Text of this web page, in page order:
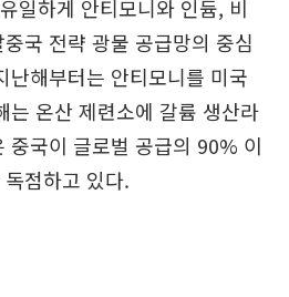
일하게 안티모니와 인듐, 비
국 전략 광물 공급망의 중심
난해부터는 안티모니를 미국
는 온산 제련소에 갈륨 생산라
중국이 글로벌 공급의 90% 이
점하고 있다.